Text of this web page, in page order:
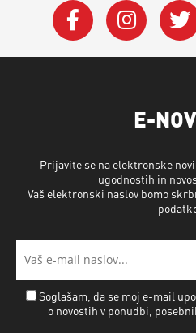
E-
Prijavite se na elektronske
ugodnostih in
Vaš elektronski naslov bomo
Soglašam, da se moj e-mail
o novostih v ponudbi,